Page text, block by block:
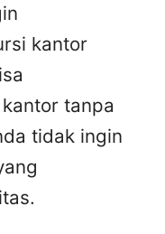
kantor
tanpa
tidak ingin